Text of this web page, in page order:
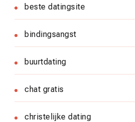
beste datingsite
bindingsangst
buurtdating
chat gratis
christelijke dating